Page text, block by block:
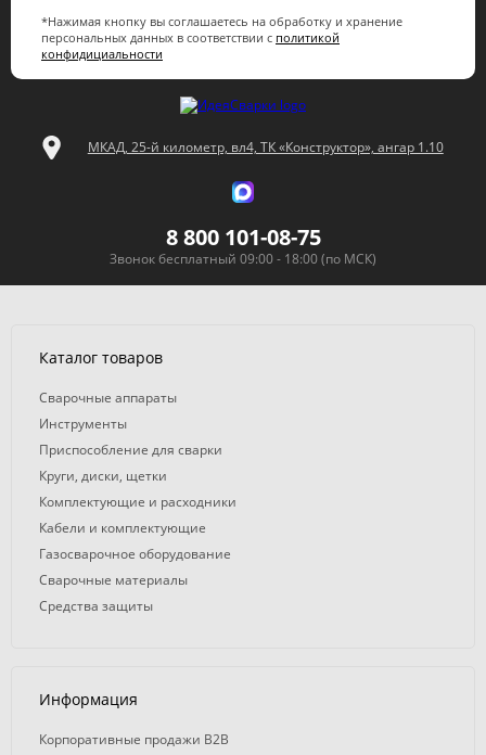
*Нажимая кнопку вы соглашаетесь на обработку и хранение
персональных данных в соответствии с политикой
конфидициальности
МКАД, 25-й километр, вл4, ТК «Конструктор», ангар 1.10
8 800 101-08-75
Звонок бесплатный 09:00 - 18:00 (по МСК)
Каталог товаров
Сварочные аппараты
Инструменты
Приспособление для сварки
Круги, диски, щетки
Комплектующие и расходники
Кабели и комплектующие
Газосварочное оборудование
Сварочные материалы
Средства защиты
Информация
Корпоративные продажи B2B